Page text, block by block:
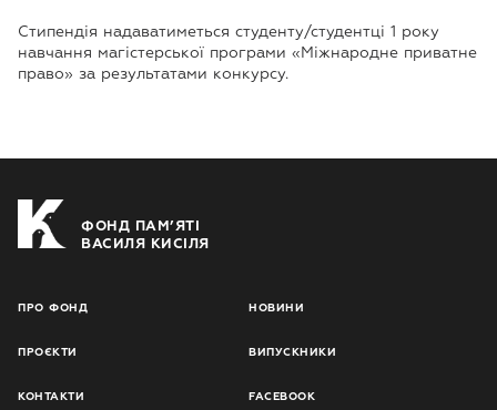
Стипендія надаватиметься студенту/студентці 1 року
навчання магістерської програми «Міжнародне приватне
право» за результатами конкурсу.
ФОНД ПАМ’ЯТІ
ВАСИЛЯ КИСІЛЯ
ПРО ФОНД НОВИНИ
ПРОЄКТИ ВИПУСКНИКИ
КОНТАКТИ FACEBOOK